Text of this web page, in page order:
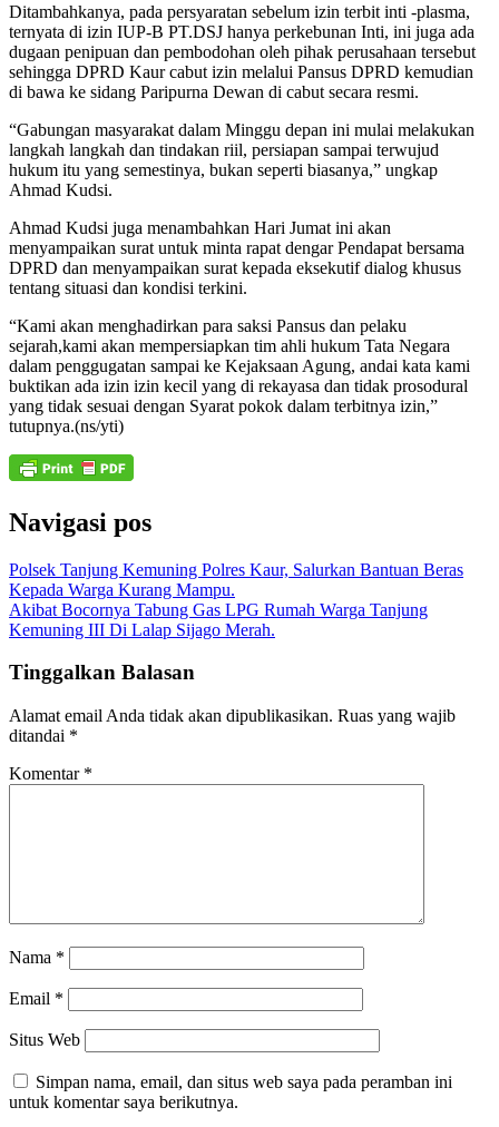
Ditambahkanya, pada persyaratan sebelum izin terbit inti -plasma,
ternyata di izin IUP-B PT.DSJ hanya perkebunan Inti, ini juga ada
dugaan penipuan dan pembodohan oleh pihak perusahaan tersebut
sehingga DPRD Kaur cabut izin melalui Pansus DPRD kemudian
di bawa ke sidang Paripurna Dewan di cabut secara resmi.
“Gabungan masyarakat dalam Minggu depan ini mulai melakukan
langkah langkah dan tindakan riil, persiapan sampai terwujud
hukum itu yang semestinya, bukan seperti biasanya,” ungkap
Ahmad Kudsi.
Ahmad Kudsi juga menambahkan Hari Jumat ini akan
menyampaikan surat untuk minta rapat dengar Pendapat bersama
DPRD dan menyampaikan surat kepada eksekutif dialog khusus
tentang situasi dan kondisi terkini.
“Kami akan menghadirkan para saksi Pansus dan pelaku
sejarah,kami akan mempersiapkan tim ahli hukum Tata Negara
dalam penggugatan sampai ke Kejaksaan Agung, andai kata kami
buktikan ada izin izin kecil yang di rekayasa dan tidak prosodural
yang tidak sesuai dengan Syarat pokok dalam terbitnya izin,”
tutupnya.(ns/yti)
Navigasi pos
Polsek Tanjung Kemuning Polres Kaur, Salurkan Bantuan Beras
Kepada Warga Kurang Mampu.
Akibat Bocornya Tabung Gas LPG Rumah Warga Tanjung
Kemuning III Di Lalap Sijago Merah.
Tinggalkan Balasan
Alamat email Anda tidak akan dipublikasikan. Ruas yang wajib
ditandai *
Komentar *
Nama *
Email *
Situs Web
Simpan nama, email, dan situs web saya pada peramban ini
untuk komentar saya berikutnya.